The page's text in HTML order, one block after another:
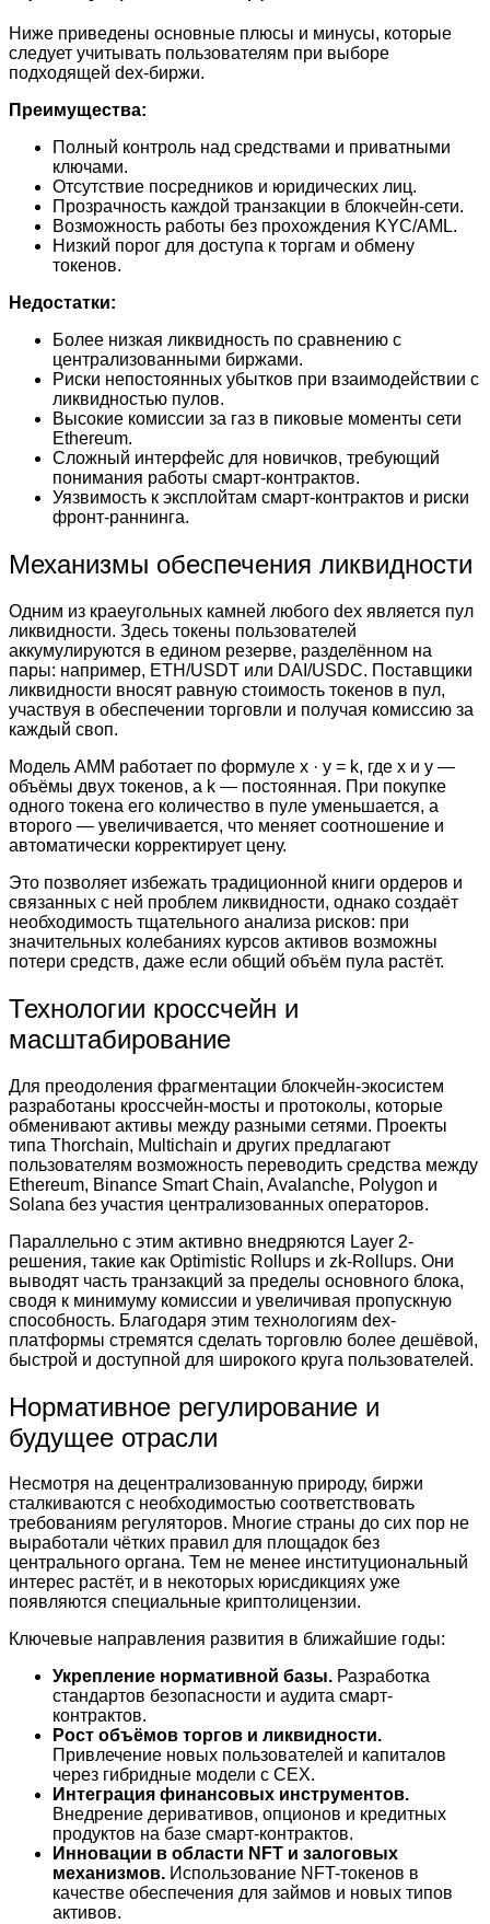
Ниже приведены основные плюсы и минусы, которые
следует учитывать пользователям при выборе
подходящей dex-биржи.
Преимущества:
Полный контроль над средствами и приватными
ключами.
Отсутствие посредников и юридических лиц.
Прозрачность каждой транзакции в блокчейн-сети.
Возможность работы без прохождения KYC/AML.
Низкий порог для доступа к торгам и обмену
токенов.
Недостатки:
Более низкая ликвидность по сравнению с
централизованными биржами.
Риски непостоянных убытков при взаимодействии с
ликвидностью пулов.
Высокие комиссии за газ в пиковые моменты сети
Ethereum.
Сложный интерфейс для новичков, требующий
понимания работы смарт-контрактов.
Уязвимость к эксплойтам смарт-контрактов и риски
фронт-раннинга.
Механизмы обеспечения ликвидности
Одним из краеугольных камней любого dex является пул
ликвидности. Здесь токены пользователей
аккумулируются в едином резерве, разделённом на
пары: например, ETH/USDT или DAI/USDC. Поставщики
ликвидности вносят равную стоимость токенов в пул,
участвуя в обеспечении торговли и получая комиссию за
каждый своп.
Модель AMM работает по формуле x · y = k, где x и y —
объёмы двух токенов, а k — постоянная. При покупке
одного токена его количество в пуле уменьшается, а
второго — увеличивается, что меняет соотношение и
автоматически корректирует цену.
Это позволяет избежать традиционной книги ордеров и
связанных с ней проблем ликвидности, однако создаёт
необходимость тщательного анализа рисков: при
значительных колебаниях курсов активов возможны
потери средств, даже если общий объём пула растёт.
Технологии кроссчейн и
масштабирование
Для преодоления фрагментации блокчейн-экосистем
разработаны кроссчейн-мосты и протоколы, которые
обменивают активы между разными сетями. Проекты
типа Thorchain, Multichain и других предлагают
пользователям возможность переводить средства между
Ethereum, Binance Smart Chain, Avalanche, Polygon и
Solana без участия централизованных операторов.
Параллельно с этим активно внедряются Layer 2-
решения, такие как Optimistic Rollups и zk-Rollups. Они
выводят часть транзакций за пределы основного блока,
сводя к минимуму комиссии и увеличивая пропускную
способность. Благодаря этим технологиям dex-
платформы стремятся сделать торговлю более дешёвой,
быстрой и доступной для широкого круга пользователей.
Нормативное регулирование и
будущее отрасли
Несмотря на децентрализованную природу, биржи
сталкиваются с необходимостью соответствовать
требованиям регуляторов. Многие страны до сих пор не
выработали чётких правил для площадок без
центрального органа. Тем не менее институциональный
интерес растёт, и в некоторых юрисдикциях уже
появляются специальные криптолицензии.
Ключевые направления развития в ближайшие годы:
Укрепление нормативной базы. Разработка
стандартов безопасности и аудита смарт-
контрактов.
Рост объёмов торгов и ликвидности.
Привлечение новых пользователей и капиталов
через гибридные модели с CEX.
Интеграция финансовых инструментов.
Внедрение деривативов, опционов и кредитных
продуктов на базе смарт-контрактов.
Инновации в области NFT и залоговых
механизмов. Использование NFT-токенов в
качестве обеспечения для займов и новых типов
активов.